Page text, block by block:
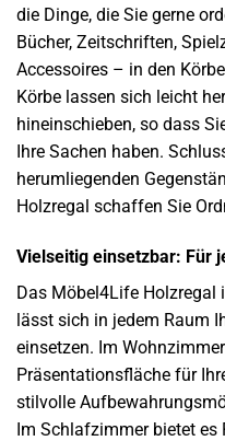
die Dinge, die Sie gerne
Bücher, Zeitschriften,
Accessoires – in den
Körbe lassen sich leicht
hineinschieben, so dass
Ihre Sachen haben.
herumliegenden
Holzregal schaffen Sie
Vielseitig einsetzbar: Für
Das Möbel4Life
lässt sich in jedem Raum
einsetzen. Im
Präsentationsfläche für
stilvolle
Im Schlafzimmer bietet es